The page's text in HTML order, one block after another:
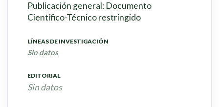
Publicación general: Documento
Científico-Técnico restringido
LÍNEAS DE INVESTIGACIÓN
Sin datos
EDITORIAL
Sin datos